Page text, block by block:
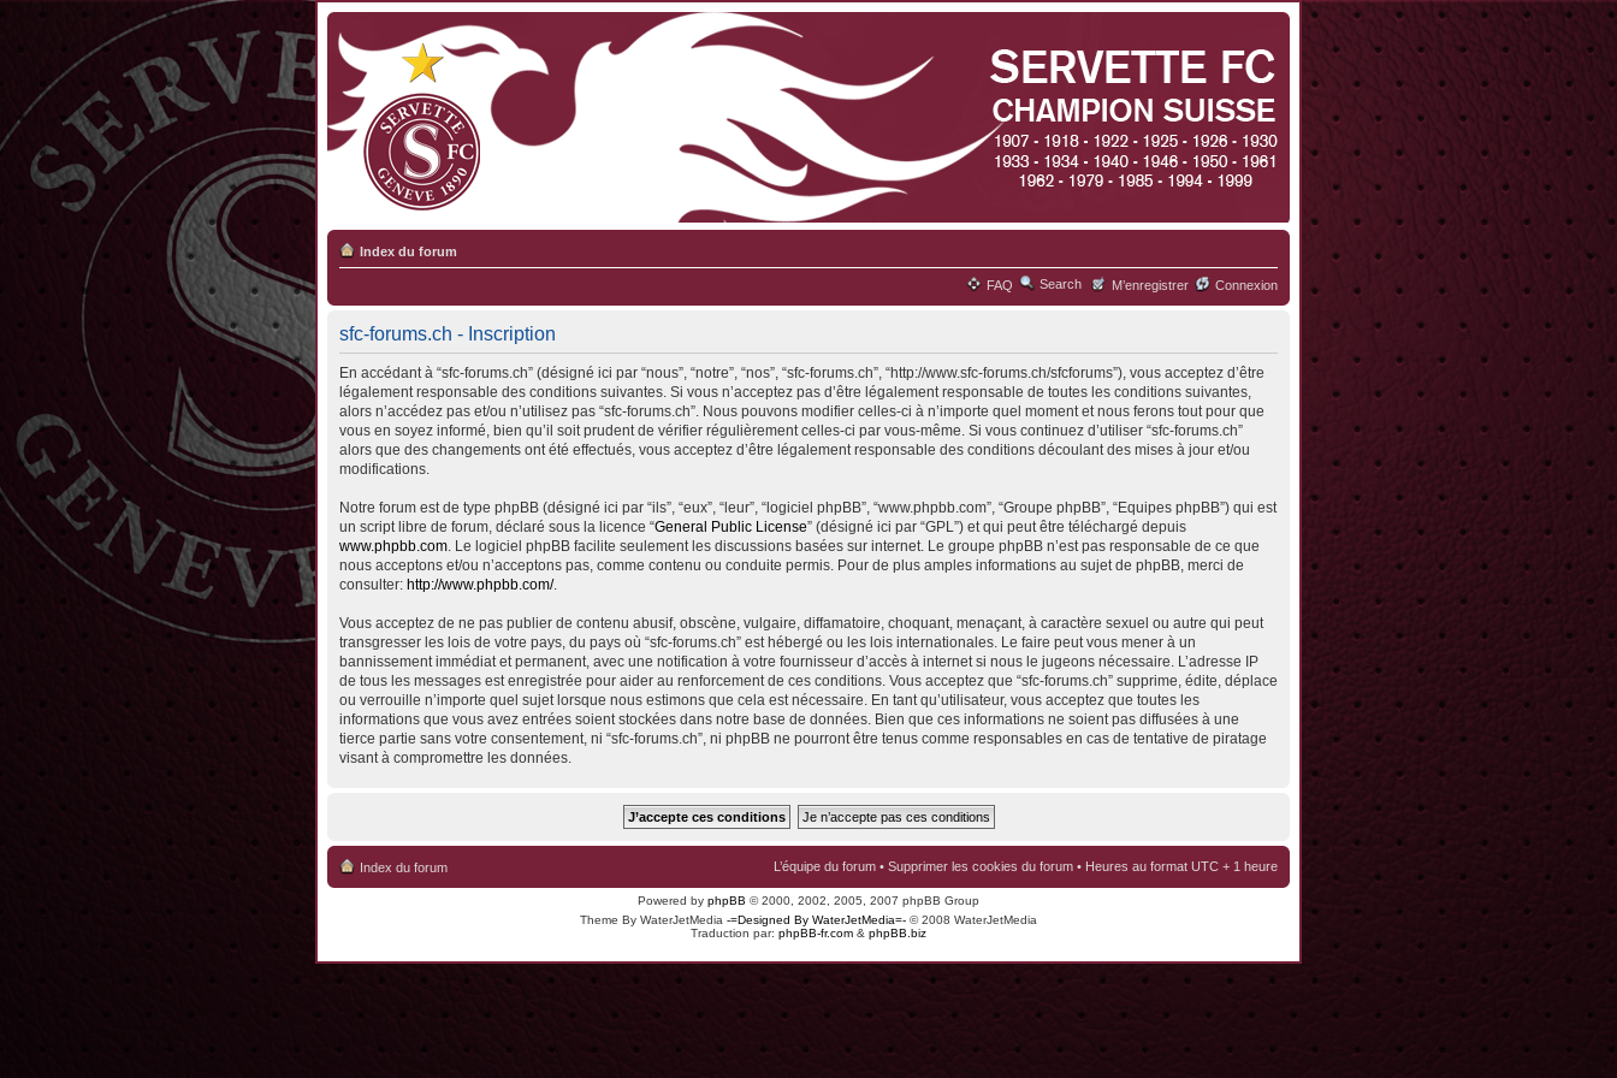
Index du forum
FAQ Search M’enregistrer Connexion
sfc-forums.ch - Inscription
En accédant à “sfc-forums.ch” (désigné ici par “nous”, “notre”, “nos”, “sfc-forums.ch”, “http://www.sfc-forums.ch/sfcforums”), vous acceptez d’être
légalement responsable des conditions suivantes. Si vous n’acceptez pas d’être légalement responsable de toutes les conditions suivantes,
alors n’accédez pas et/ou n’utilisez pas “sfc-forums.ch”. Nous pouvons modifier celles-ci à n’importe quel moment et nous ferons tout pour que
vous en soyez informé, bien qu’il soit prudent de vérifier régulièrement celles-ci par vous-même. Si vous continuez d’utiliser “sfc-forums.ch”
alors que des changements ont été effectués, vous acceptez d’être légalement responsable des conditions découlant des mises à jour et/ou
modifications.
Notre forum est de type phpBB (désigné ici par “ils”, “eux”, “leur”, “logiciel phpBB”, “www.phpbb.com”, “Groupe phpBB”, “Equipes phpBB”) qui est
un script libre de forum, déclaré sous la licence “General Public License” (désigné ici par “GPL”) et qui peut être téléchargé depuis
www.phpbb.com. Le logiciel phpBB facilite seulement les discussions basées sur internet. Le groupe phpBB n’est pas responsable de ce que
nous acceptons et/ou n’acceptons pas, comme contenu ou conduite permis. Pour de plus amples informations au sujet de phpBB, merci de
consulter: http://www.phpbb.com/.
Vous acceptez de ne pas publier de contenu abusif, obscène, vulgaire, diffamatoire, choquant, menaçant, à caractère sexuel ou autre qui peut
transgresser les lois de votre pays, du pays où “sfc-forums.ch” est hébergé ou les lois internationales. Le faire peut vous mener à un
bannissement immédiat et permanent, avec une notification à votre fournisseur d’accès à internet si nous le jugeons nécessaire. L’adresse IP
de tous les messages est enregistrée pour aider au renforcement de ces conditions. Vous acceptez que “sfc-forums.ch” supprime, édite, déplace
ou verrouille n’importe quel sujet lorsque nous estimons que cela est nécessaire. En tant qu’utilisateur, vous acceptez que toutes les
informations que vous avez entrées soient stockées dans notre base de données. Bien que ces informations ne soient pas diffusées à une
tierce partie sans votre consentement, ni “sfc-forums.ch”, ni phpBB ne pourront être tenus comme responsables en cas de tentative de piratage
visant à compromettre les données.
Index du forum L’équipe du forum • Supprimer les cookies du forum • Heures au format UTC + 1 heure
Powered by phpBB © 2000, 2002, 2005, 2007 phpBB Group
Theme By WaterJetMedia -=Designed By WaterJetMedia=- © 2008 WaterJetMedia
Traduction par: phpBB-fr.com & phpBB.biz